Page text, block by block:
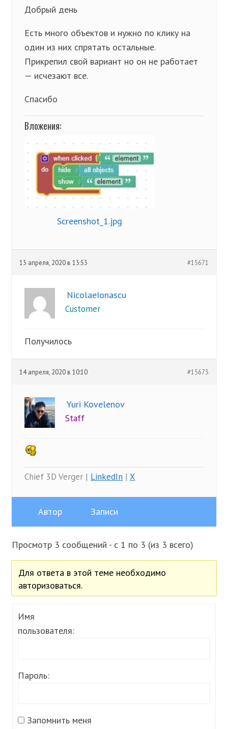
Добрый день
Есть много объектов и нужно по клику на
один из них спрятать остальные.
Прикрепил свой вариант но он не работает
— исчезают все.
Спасибо
Вложения:
Screenshot_1.jpg
13 апреля, 2020 в 13:53 #15671
NicolaeIonascu
Customer
Получилось
14 апреля, 2020 в 10:10 #15673
Yuri Kovelenov
Staff
Chief 3D Verger | LinkedIn |X
Автор Записи
Просмотр 3 сообщений - с 1 по 3 (из 3 всего)
Для ответа в этой теме необходимо
авторизоваться.
Имя
пользователя:
Пароль:
Запомнить меня